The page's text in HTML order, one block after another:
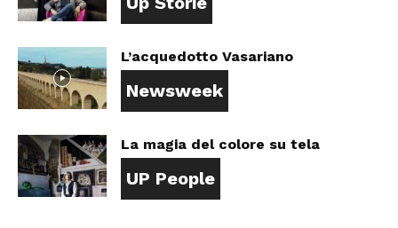
L’acquedotto Vasariano
Newsweek
La magia del colore su tela
UP People